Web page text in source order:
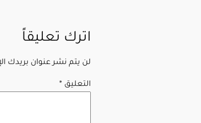
اترك تعليقاً
لن يتم نشر عنوان بريدك
التعليق *